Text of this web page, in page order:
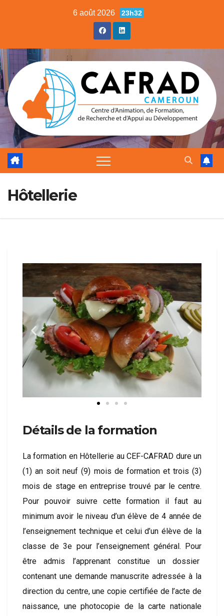
6 août 2026 23h32
Hôtellerie
Détails de la formation
La formation en Hôtellerie au CEF-CAFRAD dure un
(1) an soit neuf (9) mois de formation et trois (3)
mois de stage en entreprise trouvé par le centre.
Pour pouvoir suivre cette formation il faut au
minimum avoir le niveau d’un élève de 4 année de
l’enseignement technique et celui d’un élève de la
classe de 3e pour l’enseignement général. Pour
être admis l’apprenant constitue un dossier
contenant une demande manuscrite adressée à la
direction du centre, une copie certifiée de l’acte de
naissance, une photocopie de la carte nationale